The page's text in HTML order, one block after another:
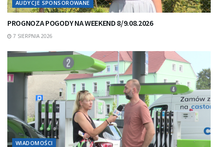
AUDYCJE SPONSOROWANE
PROGNOZA POGODY NA WEEKEND 8/9.08.2026
7 SIERPNIA 2026
WIADOMOŚCI